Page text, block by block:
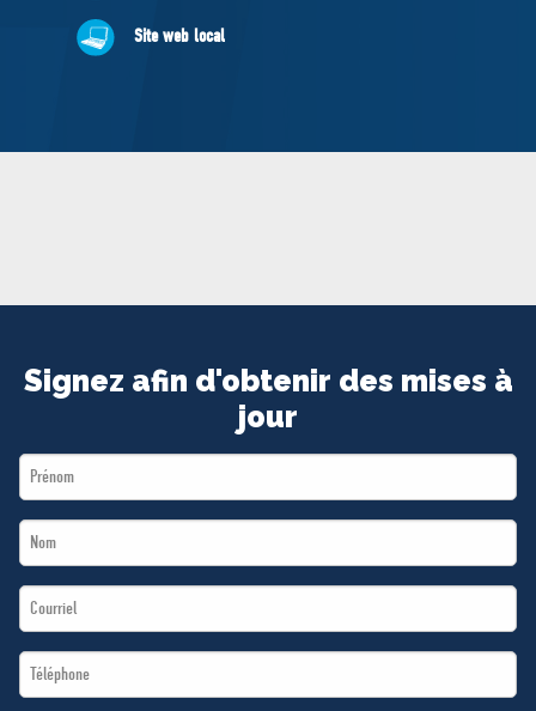
MÉDIAS
BÉNÉVOLE
Site web local
Signez afin d'obtenir des mises à
jour
First
Name
Last
Name
Email
*
Téléphone
*